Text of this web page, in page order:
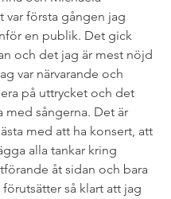
var första gången jag
en publik. Det gick
och det jag är mest nöjd
var närvarande och
på uttrycket och det
med sångerna. Det är
med att ha konsert, att
alla tankar kring
åt sidan och bara
så klart att jag